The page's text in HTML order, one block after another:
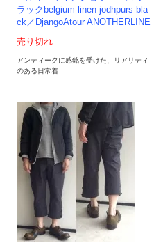
ラックbelgium-linen jodhpurs bla
ck／DjangoAtour ANOTHERLINE
売り切れ
アンティークに感銘を受けた、リアリティ
のある日常着